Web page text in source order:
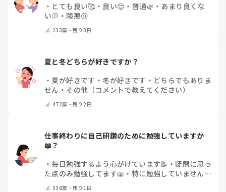
・ とても良い🥰 ・ 良い😊 ・ 普通🌿 ・ あまり良くな
い💭 ・ 険悪😢
233票・残り3日
夏と冬どちらが好きですか？
・ 夏が好きです ・冬が好きです ・ どちらでもありま
せん ・ その他（コメントで教えてください）
472票・残り2日
仕事終わりに自己研鑽のために勉強していますか
📖？
・ 毎日勉強するよう心がけています📝 ・疑問に思っ
た点のみ勉強してます📖 ・ 特に勉強していません・
536票・残り1日